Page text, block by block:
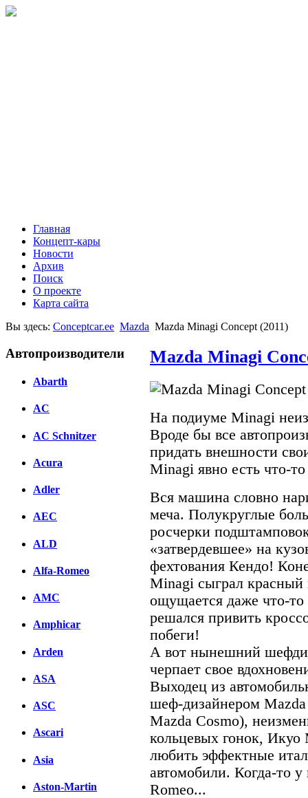
Главная
Концепт-кары
Новости
Архив
Поиск
О проекте
Карта сайта
Вы здесь: Conceptcar.ee Mazda Mazda Minagi Concept (2011)
Автопроизводители
Abarth
AC
AC Schnitzer
Acura
Adler
AEC
ALD
Alfa-Romeo
AMC
Amphicar
Arden
ASA
ASC
Ascari
Asia
Aston-Martin
Mazda Minagi
На подиуме Minagi
Вроде бы все
придать внешности
Minagi явно есть что-
Вся машина словно
меча. Полукруглые
росчерки
«затвердевшее» на
фехтования Кендо!
Minagi сыграл красный
ощущается даже что-
решался привить
побеги!
А вот нынешний
черпает свое
Выходец из
шеф-дизайнером Mazda
Mazda Cosmo),
кольцевых гонок,
любить эффектные
автомобили. Когда-то
Romeo...